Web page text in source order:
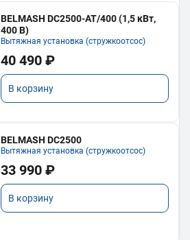
BELMASH DC2500-AT/400 (1,5 кВт,
400 В)
Вытяжная установка (стружкоотсос)
40 490 ₽
В корзину
BELMASH DC2500
Вытяжная установка (стружкоотсос)
33 990 ₽
В корзину